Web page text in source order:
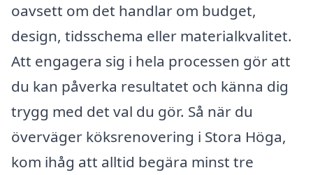
oavsett om det handlar om budget,
design, tidsschema eller materialkvalitet.
Att engagera sig i hela processen gör att
du kan påverka resultatet och känna dig
trygg med det val du gör. Så när du
överväger köksrenovering i Stora Höga,
kom ihåg att alltid begära minst tre